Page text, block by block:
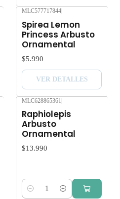
MLC577717844
Spirea Lemon
Princess Arbusto
Ornamental
$5.990
VER DETALLES
MLC628865361|
Raphiolepis
Arbusto
Ornamental
$13.990
Cantidad